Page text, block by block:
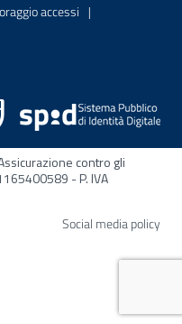
- Apre in una nuova finestra
accessi Sito interno -
finestra
contro gli
- P. IVA
Social media policy